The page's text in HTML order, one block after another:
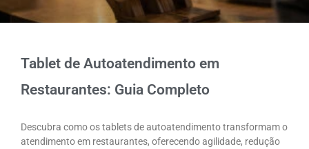
Tablet de Autoatendimento em
Restaurantes: Guia Completo
Descubra como os tablets de autoatendimento transformam o
atendimento em restaurantes, oferecendo agilidade, redução